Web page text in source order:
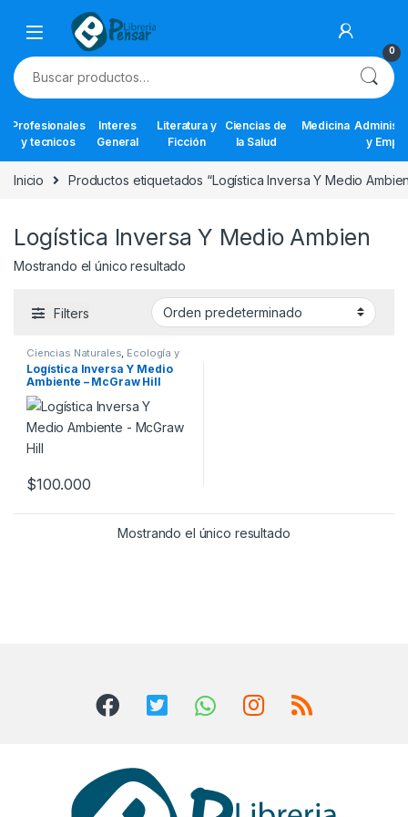
Skip to navigation
Skip to content
0
Buscar por:
Profesionales
y tecnicos
Interes
General
Literatura y
Ficción
Ciencias de
la Salud
Medicina
y
Inicio Productos etiquetados “Logística Inversa Y Medio
Logística Inversa Y Medio Ambien
Mostrando el único resultado
Filters
Ciencias Naturales Ecología y
Medioambiente Ingeniería,
Ingeniería Ambiental,
Profesionales y tecnicos
Logística Inversa Y Medio
Ambiente – McGraw Hill
$100.000
Mostrando el único resultado